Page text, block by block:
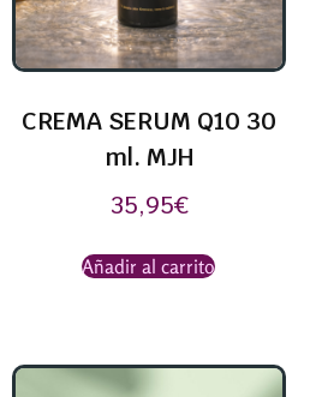
CREMA SERUM Q10 30
ml. MJH
35,95€
Añadir al carrito